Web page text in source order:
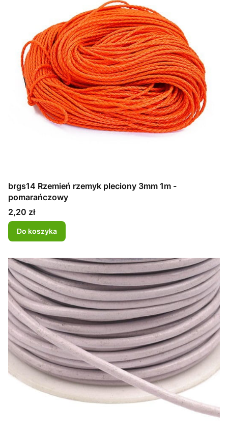
brgs14 Rzemień rzemyk pleciony 3mm 1m -
pomarańczowy
Cena
2,20 zł
Do koszyka